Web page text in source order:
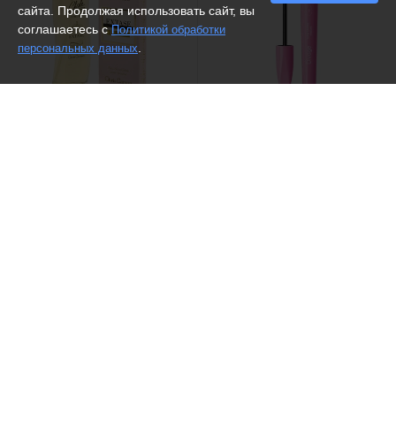
сайта. Продолжая использовать сайт, вы
соглашаетесь сПолитикой обработки
персональных данных